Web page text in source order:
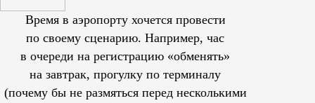
Время в аэропорту хочется провести
по своему сценарию. Например, час
в очереди на регистрацию «обменять»
на завтрак, прогулку по терминалу
(почему бы не размяться перед несколькими